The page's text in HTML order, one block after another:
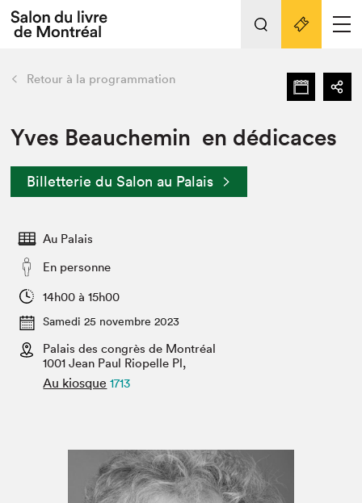
Espace exposant⋅e⋅s
Espace enseignant·e·s
Espace médias
L'événement
Préparer sa visite au Salon
Actualités
SLM PRO
retour Nos activités
Préparer sa visite
Salon dans la ville et en ligne
Projets partenaires
Liens pratiques
Retour à la programmation
Yves Beauchemin en dédicaces
Billetterie du Salon au Palais
Au Palais
En personne
14h00 à 15h00
Samedi 25 novembre 2023
Palais des congrès de Montréal
1001 Jean Paul Riopelle Pl,
Au kiosque 1713